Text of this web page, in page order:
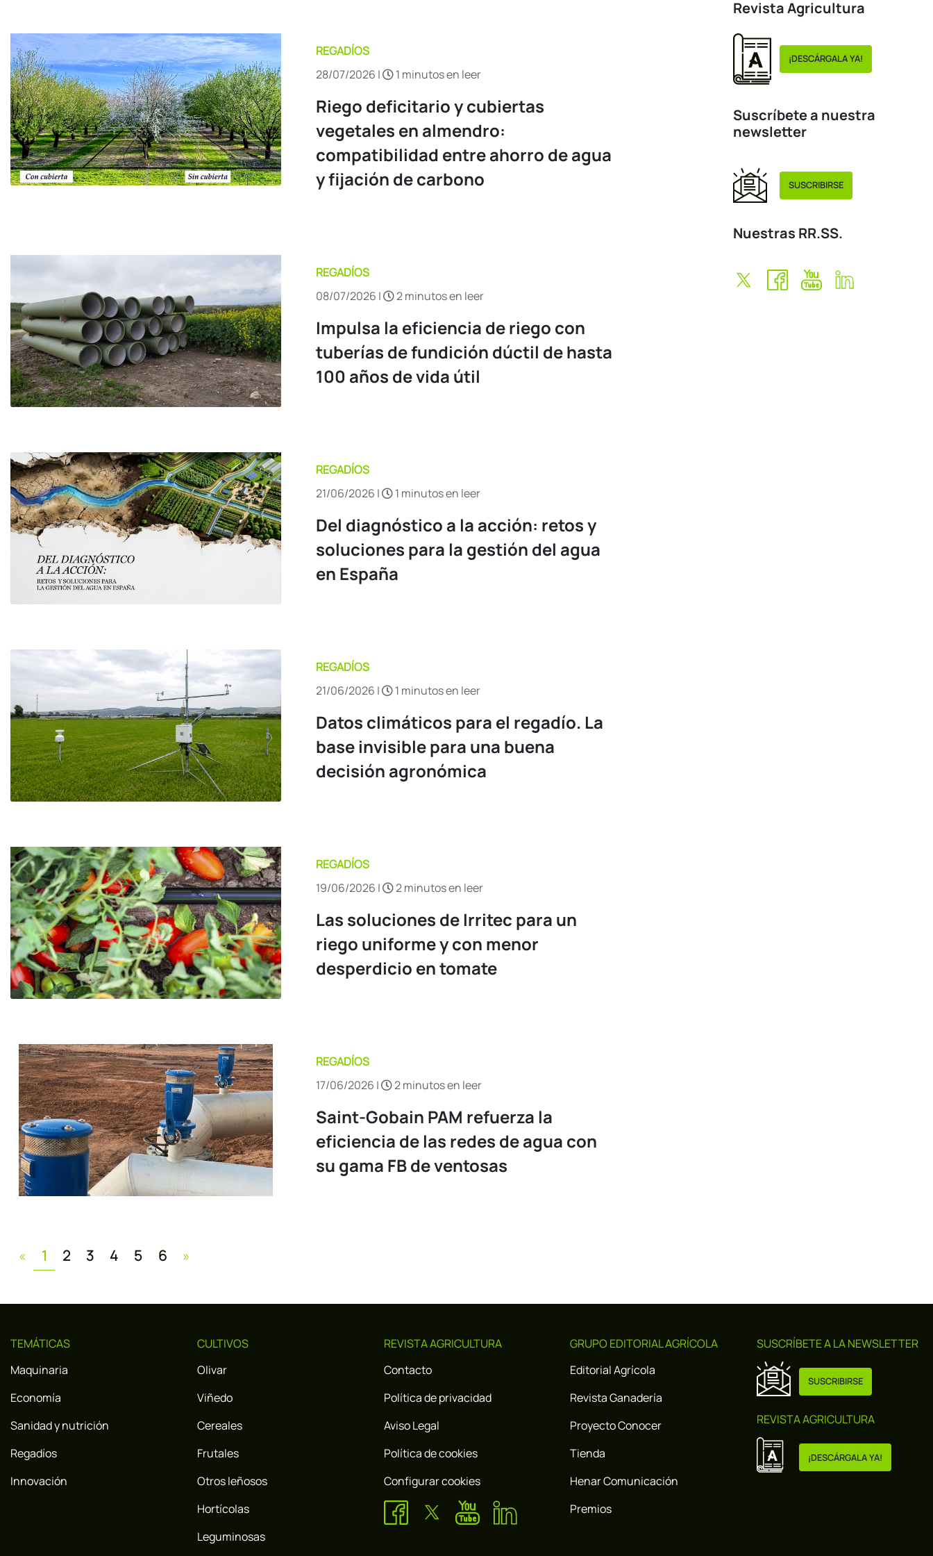
REGADÍOS
28/07/2026 |
1 minutos en leer
Riego deficitario y cubiertas
vegetales en almendro:
compatibilidad entre ahorro de agua
y fijación de carbono
REGADÍOS
08/07/2026 |
2 minutos en leer
Impulsa la eficiencia de riego con
tuberías de fundición dúctil de hasta
100 años de vida útil
REGADÍOS
21/06/2026 |
1 minutos en leer
Del diagnóstico a la acción: retos y
soluciones para la gestión del agua
en España
REGADÍOS
21/06/2026 |
1 minutos en leer
Datos climáticos para el regadío. La
base invisible para una buena
decisión agronómica
REGADÍOS
19/06/2026 |
2 minutos en leer
Las soluciones de Irritec para un
riego uniforme y con menor
desperdicio en tomate
REGADÍOS
17/06/2026 |
2 minutos en leer
Saint-Gobain PAM refuerza la
eficiencia de las redes de agua con
su gama FB de ventosas
« Previous
1 2 3 4 5 6 »
Revista Agricultura
¡DESCÁRGALA YA!
Suscríbete a nuestra
newsletter
SUSCRIBIRSE
Nuestras RR.SS.
TEMÁTICAS
Maquinaria
Economía
Sanidad y nutrición
Regadíos
Innovación
CULTIVOS
Olivar
Viñedo
Cereales
Frutales
Otros leñosos
Hortícolas
Leguminosas
REVISTA AGRICULTURA
Contacto
Política de privacidad
Aviso Legal
Política de cookies
Configurar cookies
GRUPO EDITORIAL AGRÍCOLA
Editorial Agrícola
Revista Ganadería
Proyecto Conocer
Tienda
Henar Comunicación
Premios
SUSCRÍBETE A LA NEWSLETTER
SUSCRIBIRSE
REVISTA AGRICULTURA
¡DESCÁRGALA YA!